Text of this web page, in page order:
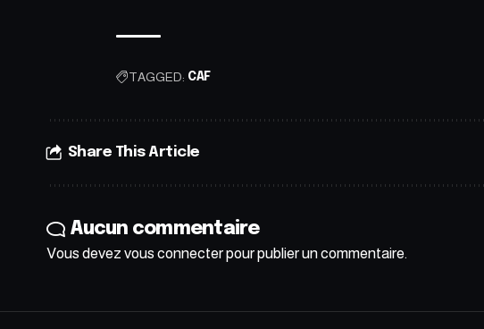
TAGGED: CAF
Share This Article
Aucun commentaire
Vous devez vous connecterpour publier un commentaire.